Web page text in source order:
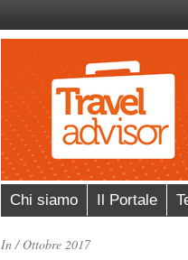
Chi siamo Il Portale
In/ Ottobre 2017